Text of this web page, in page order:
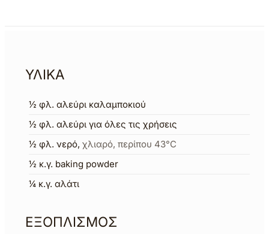
ΥΛΙΚΑ
½ φλ. αλεύρι καλαμποκιού
½ φλ. αλεύρι για όλες τις χρήσεις
½ φλ. νερό, χλιαρό, περίπου 43°C
½ κ.γ. baking powder
¼ κ.γ. αλάτι
ΕΞΟΠΛΙΣΜΟΣ